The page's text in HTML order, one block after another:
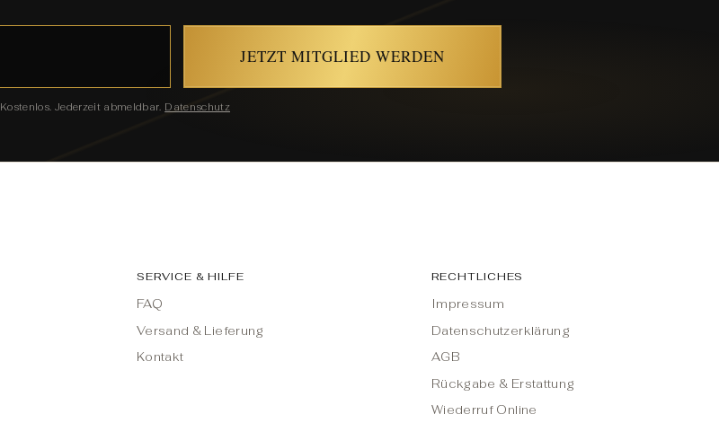
JETZT MITGLIED WERDEN
Kostenlos. Jederzeit abmeldbar. Datenschutz
SERVICE & HILFE
FAQ
Versand & Lieferung
Kontakt
RECHTLICHES
Impressum
Datenschutzerklärung
AGB
Rückgabe & Erstattung
Wiederruf Online